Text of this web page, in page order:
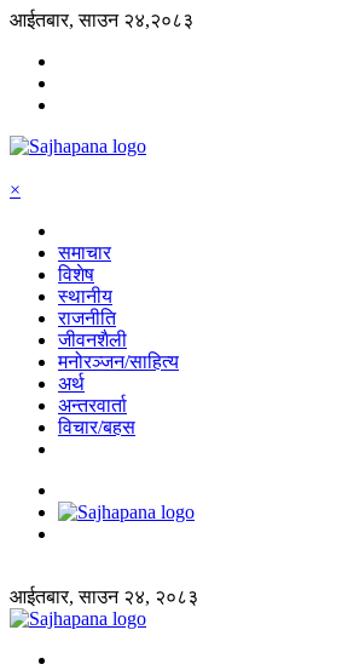
आईतबार, साउन २४,२०८३
×
समाचार
विशेष
स्थानीय
राजनीति
जीवनशैली
मनोरञ्जन/साहित्य
अर्थ
अन्तरवार्ता
विचार/बहस
आईतबार, साउन २४, २०८३